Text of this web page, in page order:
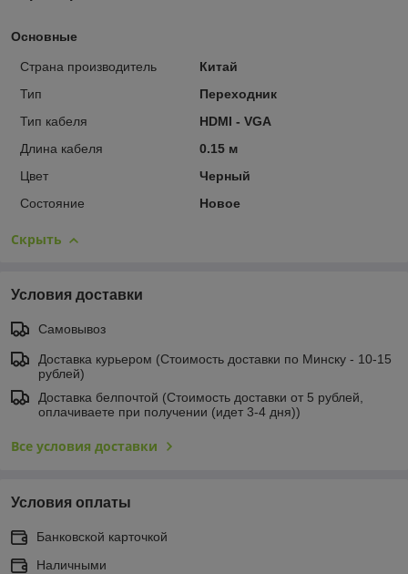
Основные
Страна производитель
Китай
Тип
Переходник
Тип кабеля
HDMI - VGA
Длина кабеля
0.15 м
Цвет
Черный
Состояние
Новое
Скрыть
Условия доставки
Самовывоз
Доставка курьером (Стоимость доставки по Минску - 10-15
рублей)
Доставка белпочтой (Стоимость доставки от 5 рублей,
оплачиваете при получении (идет 3-4 дня))
Все условия доставки
Условия оплаты
Банковской карточкой
Наличными